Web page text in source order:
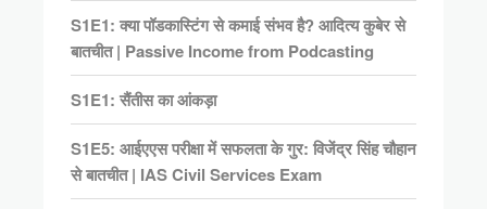
S1E1: क्या पॉडकास्टिंग से कमाई संभव है? आदित्य कुबेर से
बातचीत | Passive Income from Podcasting
S1E1: सैंतीस का आंकड़ा
S1E5: आईएएस परीक्षा में सफलता के गुर: विजेंद्र सिंह चौहान
से बातचीत | IAS Civil Services Exam